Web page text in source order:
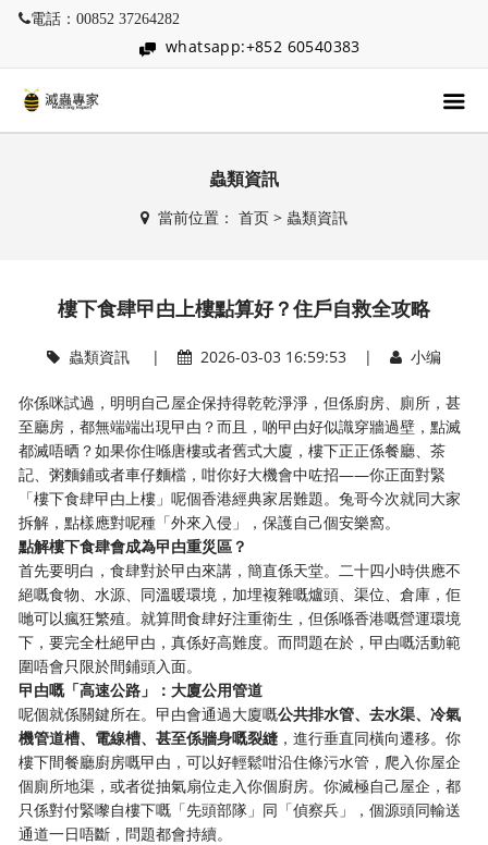
電話：00852 37264282
whatsapp:+852 60540383
蟲類資訊
當前位置： 首页> 蟲類資訊
樓下食肆曱甴上樓點算好？住戶自救全攻略
蟲類資訊| 2026-03-03 16:59:53 | 小编
你係咪試過，明明自己屋企保持得乾乾淨淨，但係廚房、廁所，甚
至廳房，都無端端出現曱甴？而且，啲曱甴好似識穿牆過壁，點滅
都滅唔晒？如果你住喺唐樓或者舊式大廈，樓下正正係餐廳、茶
記、粥麵鋪或者車仔麵檔，咁你好大機會中咗招——你正面對緊
「樓下食肆曱甴上樓」呢個香港經典家居難題。兔哥今次就同大家
拆解，點樣應對呢種「外來入侵」，保護自己個安樂窩。
點解樓下食肆會成為曱甴重災區？
首先要明白，食肆對於曱甴來講，簡直係天堂。二十四小時供應不
絕嘅食物、水源、同溫暖環境，加埋複雜嘅爐頭、渠位、倉庫，佢
哋可以瘋狂繁殖。就算間食肆好注重衛生，但係喺香港嘅營運環境
下，要完全杜絕曱甴，真係好高難度。而問題在於，曱甴嘅活動範
圍唔會只限於間鋪頭入面。
曱甴嘅「高速公路」：大廈公用管道
呢個就係關鍵所在。曱甴會通過大廈嘅公共排水管、去水渠、冷氣
機管道槽、電線槽、甚至係牆身嘅裂縫 ，進行垂直同橫向遷移。你
樓下間餐廳廚房嘅曱甴，可以好輕鬆咁沿住條污水管，爬入你屋企
個廁所地渠，或者從抽氣扇位走入你個廚房。你滅極自己屋企，都
只係對付緊嚟自樓下嘅「先頭部隊」同「偵察兵」，個源頭同輸送
通道一日唔斷，問題都會持續。